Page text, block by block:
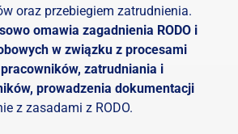
oraz przebiegiem zatrudnienia.
omawia zagadnienia RODO i
w związku z procesami
zatrudniania i
prowadzenia dokumentacji
z zasadami z RODO.